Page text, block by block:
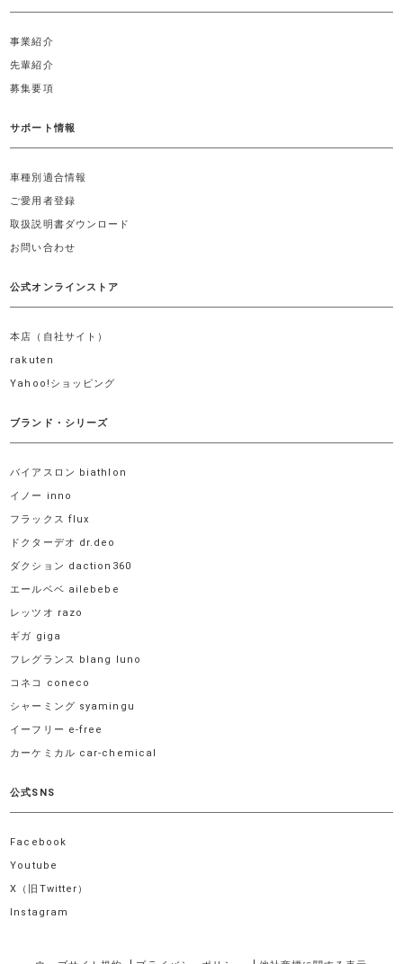
事業紹介
先輩紹介
募集要項
サポート情報
車種別適合情報
ご愛用者登録
取扱説明書ダウンロード
お問い合わせ
公式オンラインストア
本店（自社サイト）
rakuten
Yahoo!ショッピング
ブランド・シリーズ
バイアスロン biathlon
イノー inno
フラックス flux
ドクターデオ dr.deo
ダクション daction360
エールベベ ailebebe
レッツオ razo
ギガ giga
フレグランス blang luno
コネコ coneco
シャーミング syamingu
イーフリー e-free
カーケミカル car-chemical
公式SNS
Facebook
Youtube
X（旧Twitter）
Instagram